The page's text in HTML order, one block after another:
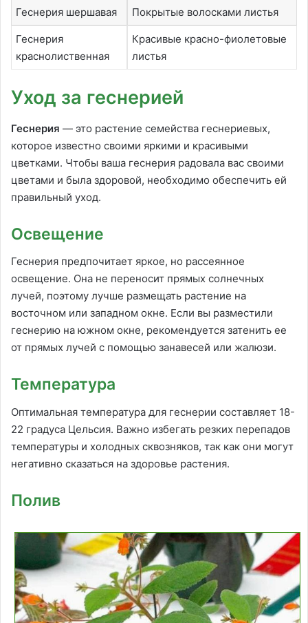
Геснерия шершавая Покрытые волосками листья
Геснерия
краснолиственная
Красивые красно-фиолетовые
листья
Уход за геснерией
Геснерия — это растение семейства геснериевых,
которое известно своими яркими и красивыми
цветками. Чтобы ваша геснерия радовала вас своими
цветами и была здоровой, необходимо обеспечить ей
правильный уход.
Освещение
Геснерия предпочитает яркое, но рассеянное
освещение. Она не переносит прямых солнечных
лучей, поэтому лучше размещать растение на
восточном или западном окне. Если вы разместили
геснерию на южном окне, рекомендуется затенить ее
от прямых лучей с помощью занавесей или жалюзи.
Температура
Оптимальная температура для геснерии составляет 18-
22 градуса Цельсия. Важно избегать резких перепадов
температуры и холодных сквозняков, так как они могут
негативно сказаться на здоровье растения.
Полив